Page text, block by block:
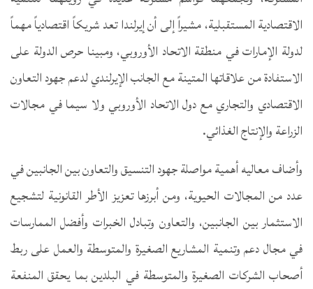
الاقتصادية المستقبلية، مشيراً إلى أن إيرلندا تعد شريكاً اقتصادياً مهماً
لدولة الإمارات في منطقة الاتحاد الأوروبي، ومبينا حرص الدولة على
الاستفادة من علاقاتها المتينة مع الجانب الإيرلندي لدعم جهود التعاون
الاقتصادي والتجاري مع دول الاتحاد الأوروبي ولا سيما في مجالات
الزراعة والإنتاج الغذائي.
وأضاف معاليه أهمية مواصلة جهود التنسيق والتعاون بين الجانبين في
عدد من المجالات الحيوية، ومن أبرزها تعزيز الأطر القانونية لتشجيع
الاستثمار بين الجانبين، والتعاون وتبادل الخبرات وأفضل الممارسات
في مجال دعم وتنمية المشاريع الصغيرة والمتوسطة والعمل على ربط
أصحاب الشركات الصغيرة والمتوسطة في البلدين بما يحقق المنفعة